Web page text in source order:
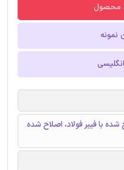
محصول
نمونه
با فیبر فولاد، اصلاح شده